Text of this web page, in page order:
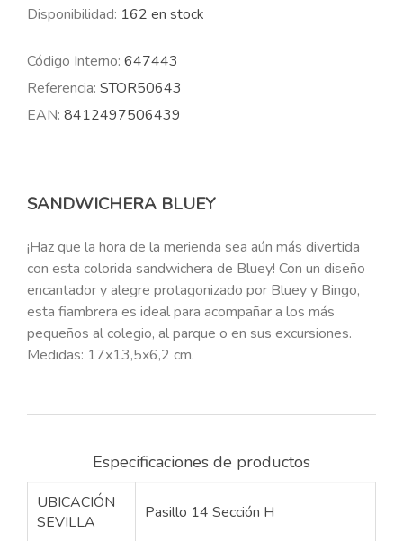
Disponibilidad: 162 en stock
Código Interno: 647443
Referencia: STOR50643
EAN: 8412497506439
SANDWICHERA BLUEY
¡Haz que la hora de la merienda sea aún más divertida
con esta colorida sandwichera de Bluey! Con un diseño
encantador y alegre protagonizado por Bluey y Bingo,
esta fiambrera es ideal para acompañar a los más
pequeños al colegio, al parque o en sus excursiones.
Medidas: 17x13,5x6,2 cm.
Especificaciones de productos
UBICACIÓN
SEVILLA
Pasillo 14 Sección H